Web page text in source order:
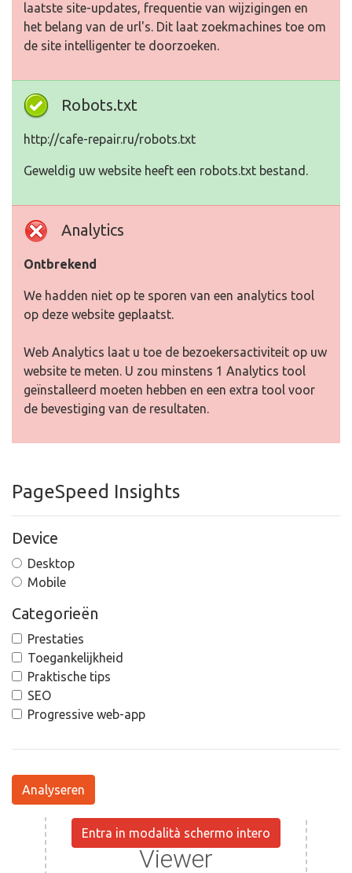
laatste site-updates, frequentie van wijzigingen en
het belang van de url's. Dit laat zoekmachines toe om
de site intelligenter te doorzoeken.
Robots.txt
http://cafe-repair.ru/robots.txt
Geweldig uw website heeft een robots.txt bestand.
Analytics
Ontbrekend
We hadden niet op te sporen van een analytics tool
op deze website geplaatst.
Web Analytics laat u toe de bezoekersactiviteit op uw
website te meten. U zou minstens 1 Analytics tool
geïnstalleerd moeten hebben en een extra tool voor
de bevestiging van de resultaten.
PageSpeed Insights
Device
Desktop
Mobile
Categorieën
Prestaties
Toegankelijkheid
Praktische tips
SEO
Progressive web-app
Analyseren
Entra in modalità schermo intero